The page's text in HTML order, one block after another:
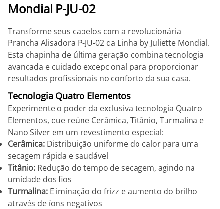
Mondial P-JU-02
Transforme seus cabelos com a revolucionária
Prancha Alisadora P-JU-02 da Linha by Juliette Mondial.
Esta chapinha de última geração combina tecnologia
avançada e cuidado excepcional para proporcionar
resultados profissionais no conforto da sua casa.
Tecnologia Quatro Elementos
Experimente o poder da exclusiva tecnologia Quatro
Elementos, que reúne Cerâmica, Titânio, Turmalina e
Nano Silver em um revestimento especial:
Cerâmica: Distribuição uniforme do calor para uma
secagem rápida e saudável
Titânio: Redução do tempo de secagem, agindo na
umidade dos fios
Turmalina: Eliminação do frizz e aumento do brilho
através de íons negativos